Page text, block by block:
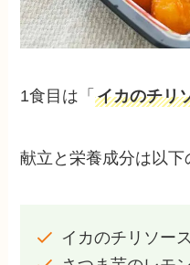
1食目は「イカのチリ
献立と栄養成分は以下
イカのチリソー